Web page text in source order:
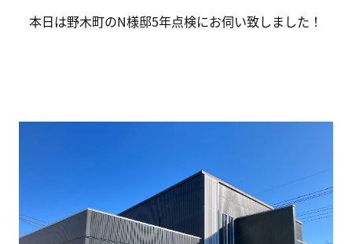
本日は野木町のN様邸5年点検にお伺い致しました！